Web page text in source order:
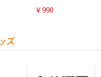
￥990
ズ